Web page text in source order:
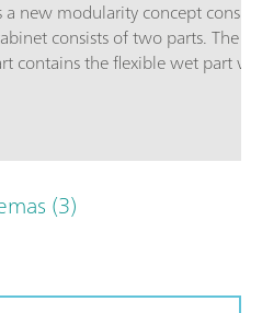
a new modularity concept
consists of two parts. The
contains the flexible wet part
combined with a reagent
uptime.The 2060 process
photometry, direct
meet all your needs) sample
reduction and degassing,
(3)